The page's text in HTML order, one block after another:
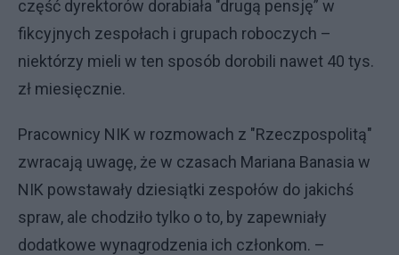
część dyrektorów dorabiała "drugą pensję” w
fikcyjnych zespołach i grupach roboczych –
niektórzy mieli w ten sposób dorobili nawet 40 tys.
zł miesięcznie.
Pracownicy NIK w rozmowach z "Rzeczpospolitą"
zwracają uwagę, że w czasach Mariana Banasia w
NIK powstawały dziesiątki zespołów do jakichś
spraw, ale chodziło tylko o to, by zapewniały
dodatkowe wynagrodzenia ich członkom. –